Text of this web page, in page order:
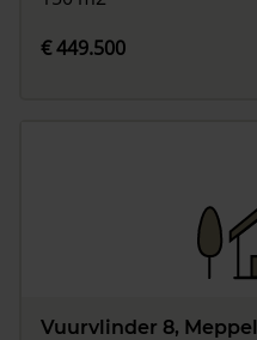
€ 449.500
Vuurvlinder 8, Meppel